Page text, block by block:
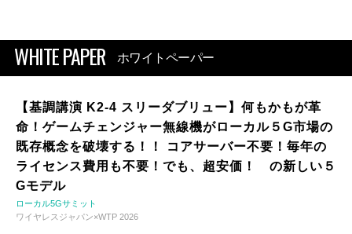
WHITE PAPER ホワイトペーパー
【基調講演 K2-4 スリーダブリュー】何もかもが革
命！ゲームチェンジャー無線機がローカル５G市場の
既存概念を破壊する！！ コアサーバー不要！毎年の
ライセンス費用も不要！でも、超安価！ の新しい５
Gモデル
ローカル5Gサミット
ワイヤレスジャパン×WTP 2026